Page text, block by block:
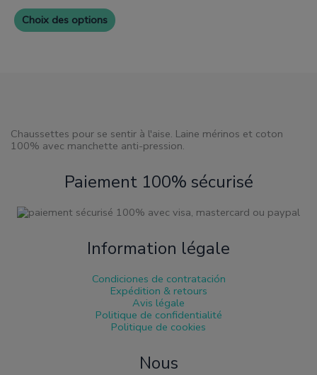
Choix des options Les
options
Chaussettes pour se sentir à l'aise. Laine mérinos et coton
100% avec manchette anti-pression.
Paiement 100% sécurisé
Information légale
Condiciones de contratación
Expédition & retours
Avis légale
Politique de confidentialité
Politique de cookies
Nous